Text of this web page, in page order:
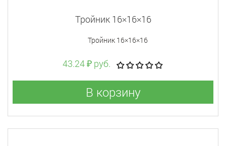
Тройник 16×16×16
Тройник 16×16×16
43.24 ₽ руб.
В корзину